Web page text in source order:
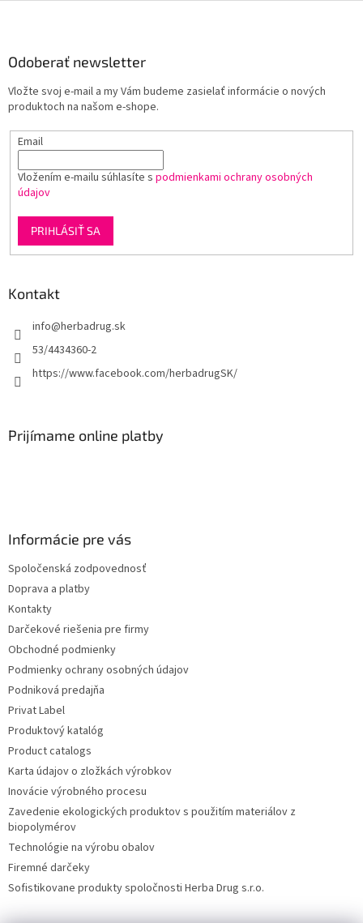
Odoberať newsletter
Vložte svoj e-mail a my Vám budeme zasielať informácie o nových
produktoch na našom e-shope.
Email
Vložením e-mailu súhlasíte s podmienkami ochrany osobných
údajov
PRIHLÁSIŤ SA
Kontakt
info@herbadrug.sk
53/4434360-2
https://www.facebook.com/herbadrugSK/
Prijímame online platby
Informácie pre vás
Spoločenská zodpovednosť
Doprava a platby
Kontakty
Darčekové riešenia pre firmy
Obchodné podmienky
Podmienky ochrany osobných údajov
Podniková predajňa
Privat Label
Produktový katalóg
Product catalogs
Karta údajov o zložkách výrobkov
Inovácie výrobného procesu
Zavedenie ekologických produktov s použitím materiálov z
biopolymérov
Technológie na výrobu obalov
Firemné darčeky
Sofistikovane produkty spoločnosti Herba Drug s.r.o.